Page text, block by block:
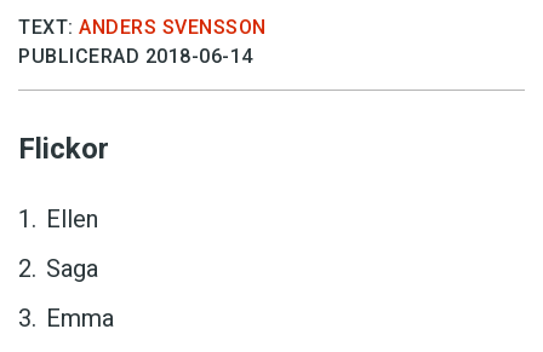
TEXT: ANDERS SVENSSON
PUBLICERAD 2018-06-14
Flickor
Ellen
Saga
Emma